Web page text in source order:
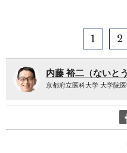
1 2
内藤 裕二（ないと
京都府立医科大学 大学院